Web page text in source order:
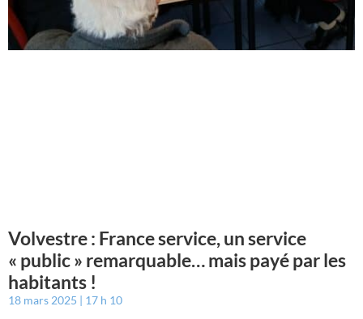
Volvestre : France service, un service
« public » remarquable… mais payé par les
habitants !
18 mars 2025 17 h 10